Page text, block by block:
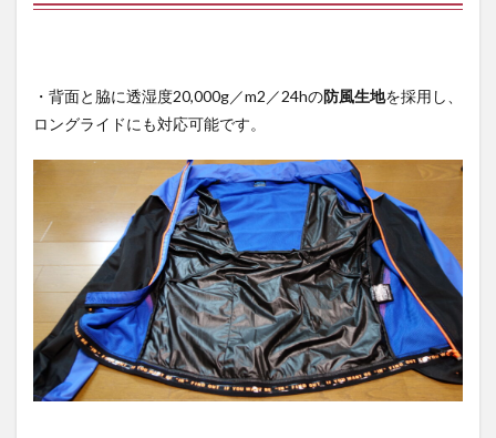
・背面と脇に透湿度20,000g／m2／24hの防風生地を採用し、
ロングライドにも対応可能です。